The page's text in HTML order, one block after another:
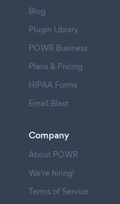
Blog
Plugin Library
POWR Business
Plans & Pricing
HIPAA Forms
Email Blast
Company
About POWR
We're hiring!
Terms of Service